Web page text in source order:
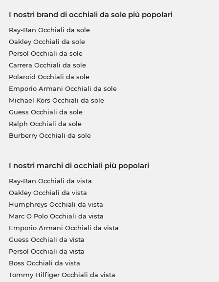
I nostri brand di occhiali da sole più popolari
Ray-Ban Occhiali da sole
Oakley Occhiali da sole
Persol Occhiali da sole
Carrera Occhiali da sole
Polaroid Occhiali da sole
Emporio Armani Occhiali da sole
Michael Kors Occhiali da sole
Guess Occhiali da sole
Ralph Occhiali da sole
Burberry Occhiali da sole
I nostri marchi di occhiali più popolari
Ray-Ban Occhiali da vista
Oakley Occhiali da vista
Humphreys Occhiali da vista
Marc O Polo Occhiali da vista
Emporio Armani Occhiali da vista
Guess Occhiali da vista
Persol Occhiali da vista
Boss Occhiali da vista
Tommy Hilfiger Occhiali da vista